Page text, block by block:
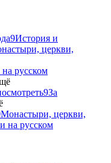
9История и
церкви,
русском
9За
Монастыри, церкви,
на русском